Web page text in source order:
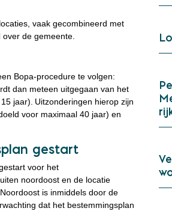
vaak gecombineerd met
de gemeente.
Bopa-procedure te volgen:
dan meteen uitgegaan van het
jaar). Uitzonderingen hierop zijn
voor maximaal 40 jaar) en
gestart
voor het
noordoost en de locatie
is inmiddels door de
dat het bestemmingsplan